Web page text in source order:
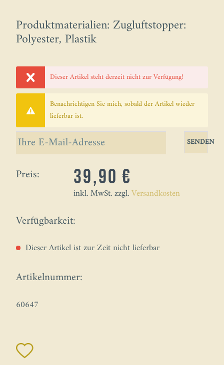
Produktmaterialien: Zugluftstopper:
Polyester, Plastik
Dieser Artikel steht derzeit nicht zur Verfügung!
Benachrichtigen Sie mich, sobald der Artikel wieder
lieferbar ist.
SENDEN
Preis: 39,90 €
inkl. MwSt. zzgl.Versandkosten
Verfügbarkeit:
Dieser Artikel ist zur Zeit nicht lieferbar
Artikelnummer:
60647